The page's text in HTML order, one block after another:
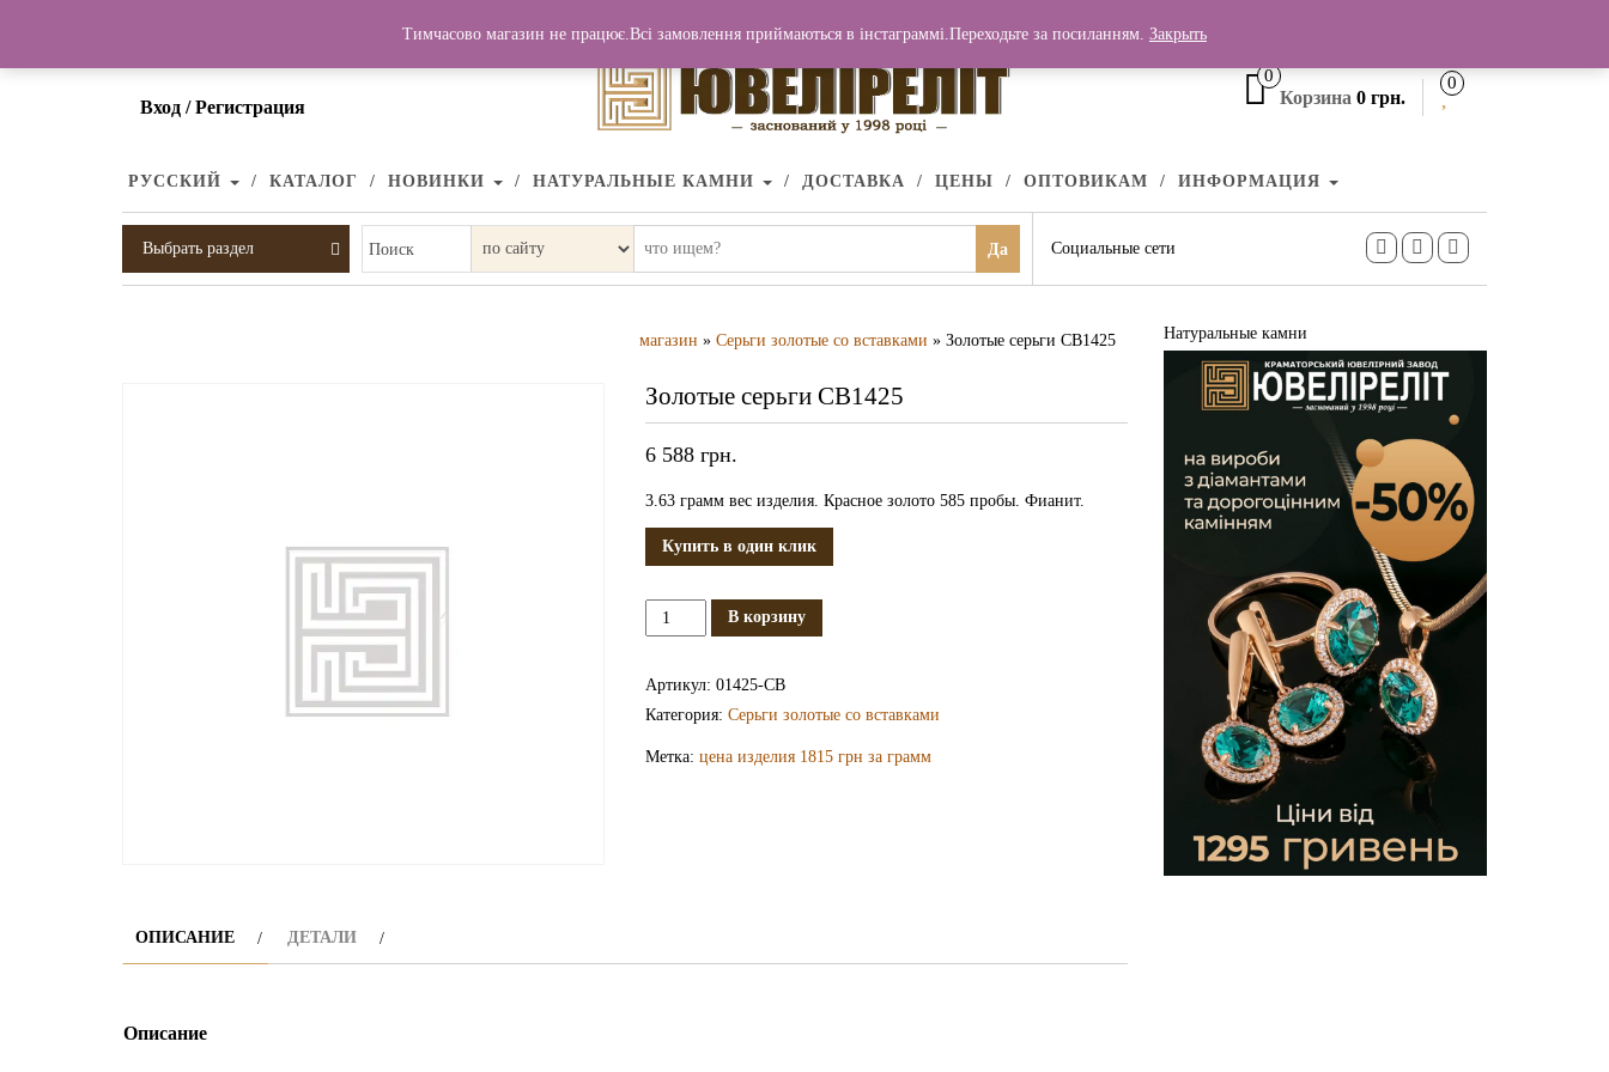
Вход / Регистрация
0
Корзина 0 грн.
0
РУССКИЙ КАТАЛОГ НОВИНКИ НАТУРАЛЬНЫЕ КАМНИ ДОСТАВКА ЦЕНЫ ОПТОВИКАМ ИНФОРМАЦИЯ
Выбрать раздел Поиск Да Социальные сети
магазин » Серьги золотые со вставками » Золотые серьги СВ1425
Золотые серьги СВ1425
6 588 грн.
3.63 грамм вес изделия. Красное золото 585 пробы. Фианит.
Купить в один клик
Количество
Золотые
В корзину
Артикул: 01425-СВ
Категория: Серьги золотые со вставками
Метка: цена изделия 1815 грн за грамм
ОПИСАНИЕ ДЕТАЛИ
Описание
Натуральные камни
Тимчасово магазин не працює.Всі замовлення приймаються в інстаграммі.Переходьте за посиланням. Закрыть